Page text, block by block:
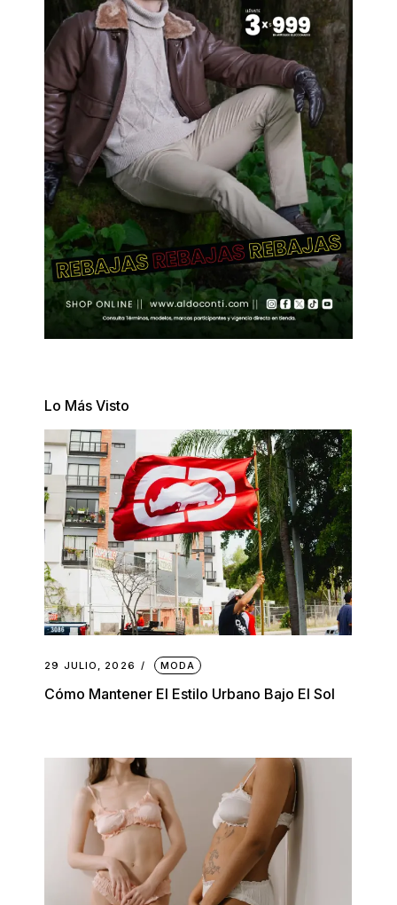
Lo Más Visto
29 JULIO, 2026 MODA
Cómo Mantener El Estilo Urbano Bajo El Sol